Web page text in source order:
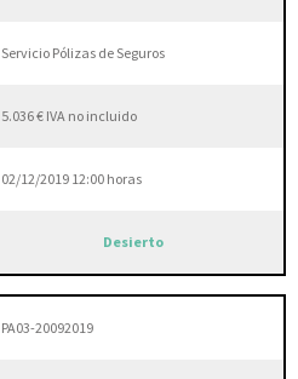
Servicio Pólizas de Seguros
5.036 € IVA no incluido
02/12/2019 12:00 horas
Desierto
PA03-20092019